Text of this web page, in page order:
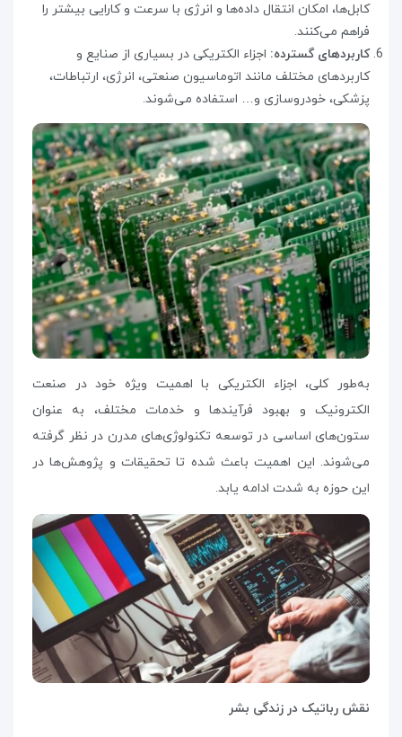
کابل‌ها، امکان انتقال داده‌ها و انرژی با سرعت و کارایی بیشتر را
فراهم می‌کنند.
کاربردهای گسترده: اجزاء الکتریکی در بسیاری از صنایع و
کاربردهای مختلف مانند اتوماسیون صنعتی، انرژی، ارتباطات،
پزشکی، خودروسازی و… استفاده می‌شوند.
به‌طور کلی، اجزاء الکتریکی با اهمیت ویژه خود در صنعت
الکترونیک و بهبود فرآیندها و خدمات مختلف، به عنوان
ستون‌های اساسی در توسعه تکنولوژی‌های مدرن در نظر گرفته
می‌شوند. این اهمیت باعث شده تا تحقیقات و پژوهش‌ها در
این حوزه به شدت ادامه یابد.
نقش رباتیک در زندگی بشر